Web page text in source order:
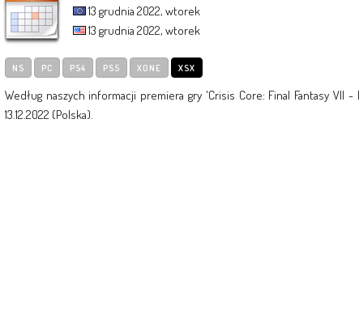
13 grudnia 2022, wtorek
13 grudnia 2022, wtorek
NS PC PS4 PS5 XONE XSX
Według naszych informacji premiera gry 'Crisis Core: Final Fantasy VII
13.12.2022 (Polska).